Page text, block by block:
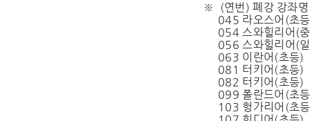
※ (연번) 폐강 강좌명
045 라오스어(초
054 스와힐리어(
056 스와힐리어(
063 이란어(초등)
081 터키어(초등)
082 터키어(초등)
099 폴란드어(초
103 헝가리어(초